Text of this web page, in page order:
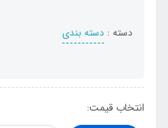
دسته : دسته بندی
انتخاب قیمت: